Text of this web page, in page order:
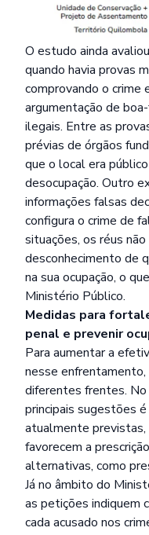
O estudo ainda
quando havia provas
comprovando o crime
argumentação de
ilegais. Entre as
prévias de órgãos
que o local era
desocupação. Outro
informações falsas
configura o crime de
situações, os réus
desconhecimento de
na sua ocupação, o
Ministério Público.
Medidas para
penal e prevenir
Para aumentar a
nesse
diferentes frentes.
principais sugestões
atualmente previstas,
favorecem a
alternativas, como
Já no âmbito do
as petições indiquem
cada acusado nos